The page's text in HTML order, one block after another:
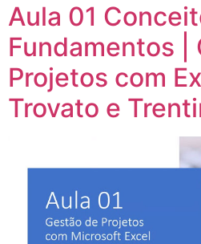
Aula 01
Fundamentos |
Projetos com
Trovato e